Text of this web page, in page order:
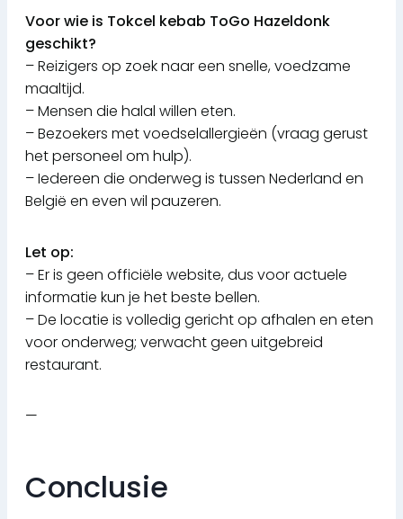
Voor wie is Tokcel kebab ToGo Hazeldonk
geschikt?
– Reizigers op zoek naar een snelle, voedzame
maaltijd.
– Mensen die halal willen eten.
– Bezoekers met voedselallergieën (vraag gerust
het personeel om hulp).
– Iedereen die onderweg is tussen Nederland en
België en even wil pauzeren.
Let op:
– Er is geen officiële website, dus voor actuele
informatie kun je het beste bellen.
– De locatie is volledig gericht op afhalen en eten
voor onderweg; verwacht geen uitgebreid
restaurant.
—
Conclusie